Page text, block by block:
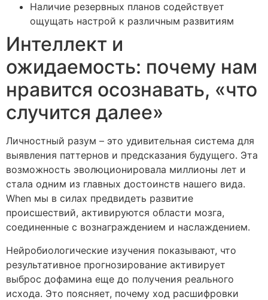
Наличие резервных планов содействует
ощущать настрой к различным развитиям
Интеллект и
ожидаемость: почему нам
нравится осознавать, «что
случится далее»
Личностный разум – это удивительная система для
выявления паттернов и предсказания будущего. Эта
возможность эволюционировала миллионы лет и
стала одним из главных достоинств нашего вида.
When мы в силах предвидеть развитие
происшествий, активируются области мозга,
соединенные с вознаграждением и наслаждением.
Нейробиологические изучения показывают, что
результативное прогнозирование активирует
выброс дофамина еще до получения реального
исхода. Это поясняет, почему ход расшифровки